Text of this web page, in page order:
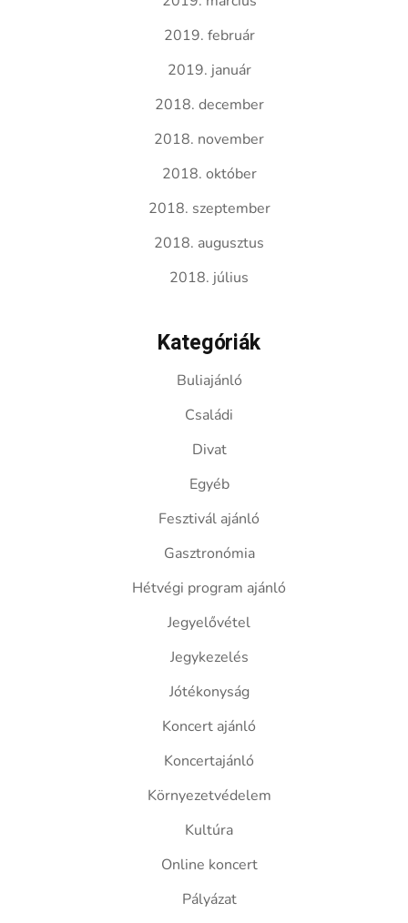
2019. február
2019. január
2018. december
2018. november
2018. október
2018. szeptember
2018. augusztus
2018. július
Kategóriák
Buliajánló
Családi
Divat
Egyéb
Fesztivál ajánló
Gasztronómia
Hétvégi program ajánló
Jegyelővétel
Jegykezelés
Jótékonyság
Koncert ajánló
Koncertajánló
Környezetvédelem
Kultúra
Online koncert
Pályázat